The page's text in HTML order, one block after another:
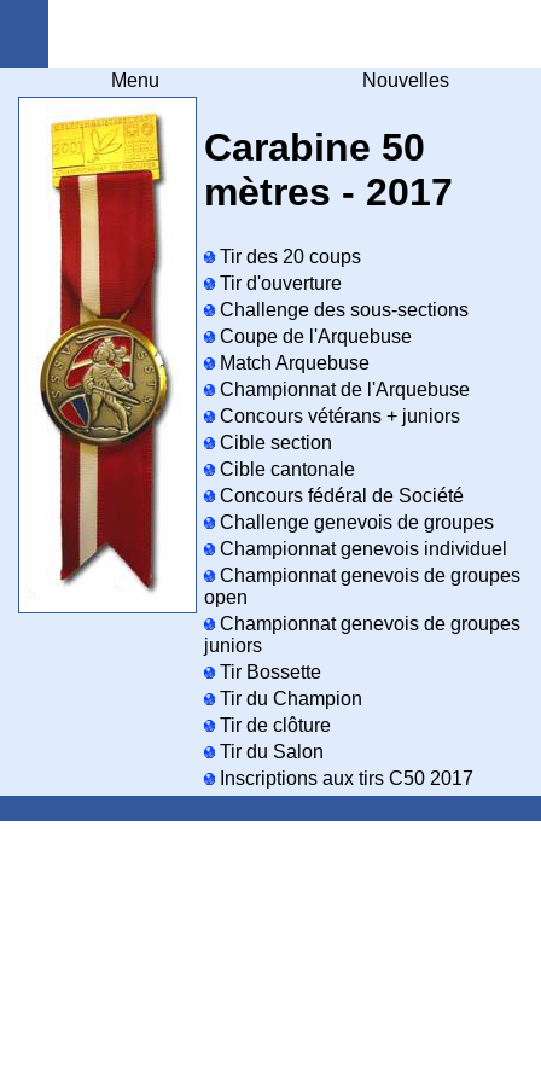
Menu Nouvelles
Carabine 50
mètres - 2017
Tir des 20 coups
Tir d'ouverture
Challenge des sous-sections
Coupe de l'Arquebuse
Match Arquebuse
Championnat de l'Arquebuse
Concours vétérans + juniors
Cible section
Cible cantonale
Concours fédéral de Société
Challenge genevois de groupes
Championnat genevois individuel
Championnat genevois de groupes
open
Championnat genevois de groupes
juniors
Tir Bossette
Tir du Champion
Tir de clôture
Tir du Salon
Inscriptions aux tirs C50 2017